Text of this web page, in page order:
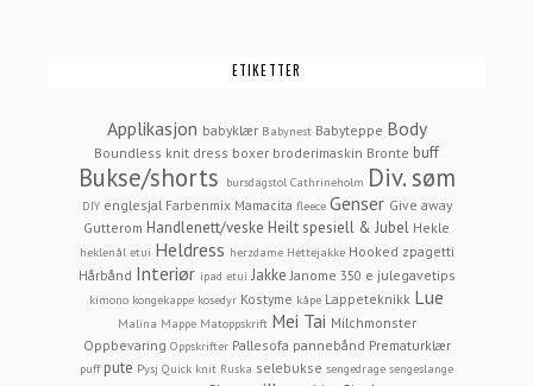
ETIKETTER
Applikasjon babyklær Babynest Babyteppe Body
Boundless knit dress boxer broderimaskin Bronte buff
Bukse/shorts bursdagstol Cathrineholm Div. søm
DIY englesjal Farbenmix Mamacita fleece Genser Give away
Gutterom Handlenett/veske Heilt spesiell & Jubel Hekle
heklenål etui Heldress herzdame Hettejakke Hooked zpagetti
Hårbånd Interiør ipad etui Jakke Janome 350 e julegavetips
kimono kongekappe kosedyr Kostyme kåpe Lappeteknikk Lue
Malina Mappe Matoppskrift Mei Tai Milchmonster
Oppbevaring Oppskrifter Pallesofa pannebånd Prematurklær
puff pute Pysj Quick knit Ruska selebukse sengedrage sengeslange